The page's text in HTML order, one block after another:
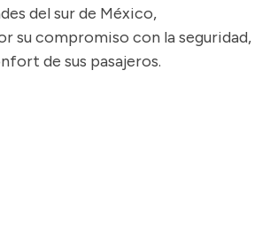
del sur de México,
su compromiso con la seguridad,
de sus pasajeros.